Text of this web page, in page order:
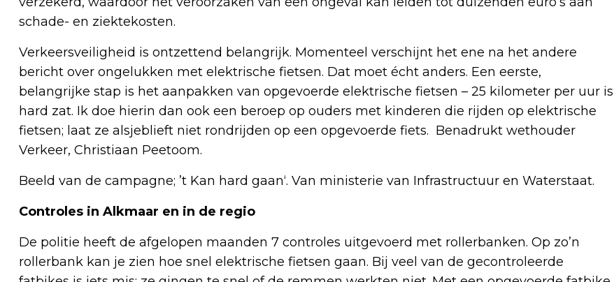
schade- en ziektekosten.
Verkeersveiligheid is ontzettend belangrijk. Momenteel verschijnt het ene na het andere
bericht over ongelukken met elektrische fietsen. Dat moet écht anders. Een eerste,
belangrijke stap is het aanpakken van opgevoerde elektrische fietsen – 25 kilometer per uur is
hard zat. Ik doe hierin dan ook een beroep op ouders met kinderen die rijden op elektrische
fietsen; laat ze alsjeblieft niet rondrijden op een opgevoerde fiets. Benadrukt wethouder
Verkeer, Christiaan Peetoom.
Beeld van de campagne; ’t Kan hard gaan‘. Van ministerie van Infrastructuur en Waterstaat.
Controles in Alkmaar en in de regio
De politie heeft de afgelopen maanden 7 controles uitgevoerd met rollerbanken. Op zo’n
rollerbank kan je zien hoe snel elektrische fietsen gaan. Bij veel van de gecontroleerde